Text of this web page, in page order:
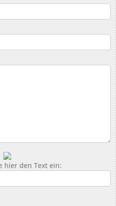
hier den Text ein: